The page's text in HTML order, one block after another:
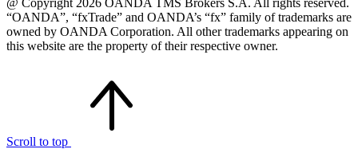
“OANDA”, “fxTrade” and OANDA’s “fx” family of trademarks are
owned by OANDA Corporation. All other trademarks appearing on
this website are the property of their respective owner.
Scroll to top